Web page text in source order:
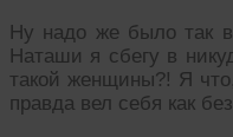
Ну надо же было так
Наташи я сбегу в
такой женщины?! Я
правда вел себя как